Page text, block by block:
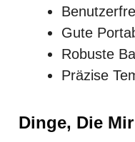
Gute
Robuste
Präzise
Dinge, Die